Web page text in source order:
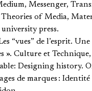
Messenger,
Theories of Media,
press.
“vues” de l’esprit.
». Culture et
Designing history.
de marques :